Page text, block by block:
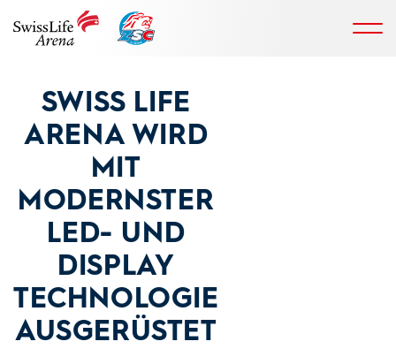
SWISS LIFE
ARENA WIRD
MIT
MODERNSTER
LED- UND
DISPLAY
TECHNOLOGIE
AUSGERÜSTET